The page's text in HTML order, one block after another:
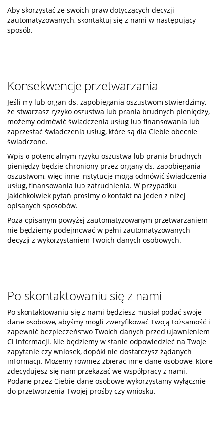
Aby skorzystać ze swoich praw dotyczących decyzji
zautomatyzowanych, skontaktuj się z nami w następujący
sposób.
Konsekwencje przetwarzania
Jeśli my lub organ ds. zapobiegania oszustwom stwierdzimy,
że stwarzasz ryzyko oszustwa lub prania brudnych pieniędzy,
możemy odmówić świadczenia usług lub finansowania lub
zaprzestać świadczenia usług, które są dla Ciebie obecnie
świadczone.
Wpis o potencjalnym ryzyku oszustwa lub prania brudnych
pieniędzy będzie chroniony przez organy ds. zapobiegania
oszustwom, więc inne instytucje mogą odmówić świadczenia
usług, finansowania lub zatrudnienia. W przypadku
jakichkolwiek pytań prosimy o kontakt na jeden z niżej
opisanych sposobów.
Poza opisanym powyżej zautomatyzowanym przetwarzaniem
nie będziemy podejmować w pełni zautomatyzowanych
decyzji z wykorzystaniem Twoich danych osobowych.
Po skontaktowaniu się z nami
Po skontaktowaniu się z nami będziesz musiał podać swoje
dane osobowe, abyśmy mogli zweryfikować Twoją tożsamość i
zapewnić bezpieczeństwo Twoich danych przed ujawnieniem
Ci informacji. Nie będziemy w stanie odpowiedzieć na Twoje
zapytanie czy wniosek, dopóki nie dostarczysz żądanych
informacji. Możemy również zbierać inne dane osobowe, które
zdecydujesz się nam przekazać we współpracy z nami.
Podane przez Ciebie dane osobowe wykorzystamy wyłącznie
do przetworzenia Twojej prośby czy wniosku.